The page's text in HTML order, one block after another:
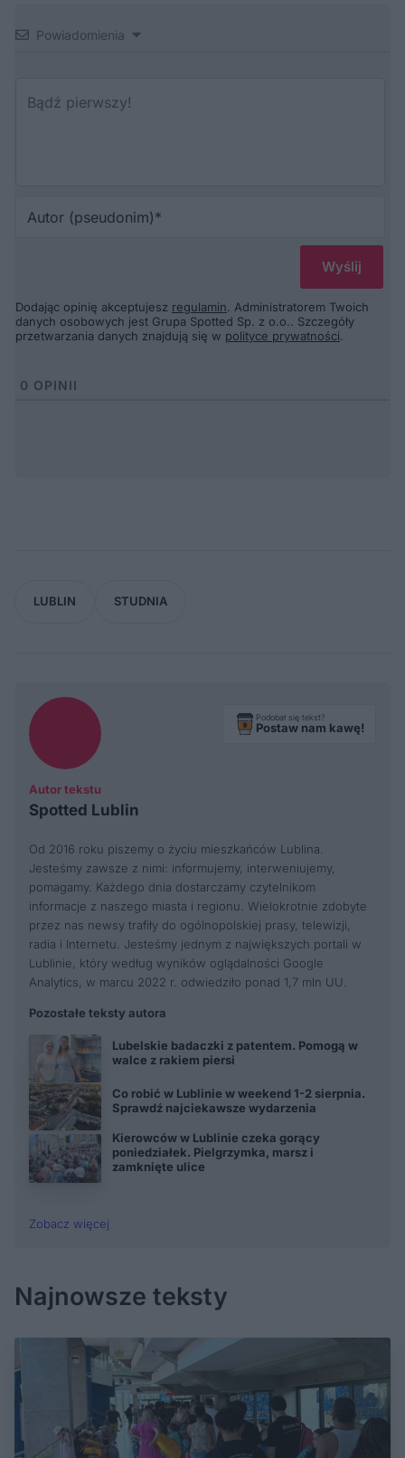
Powiadomienia
Dodając opinię akceptujesz regulamin. Administratorem Twoich
danych osobowych jest Grupa Spotted Sp. z o.o.. Szczegóły
przetwarzania danych znajdują się w polityce prywatności.
0 OPINII
LUBLIN STUDNIA
Autor tekstu
Spotted Lublin
Podobał się tekst?
Postaw nam kawę!
Od 2016 roku piszemy o życiu mieszkańców Lublina.
Jesteśmy zawsze z nimi: informujemy, interweniujemy,
pomagamy. Każdego dnia dostarczamy czytelnikom
informacje z naszego miasta i regionu. Wielokrotnie zdobyte
przez nas newsy trafiły do ogólnopolskiej prasy, telewizji,
radia i Internetu. Jesteśmy jednym z największych portali w
Lublinie, który według wyników oglądalności Google
Analytics, w marcu 2022 r. odwiedziło ponad 1,7 mln UU.
Pozostałe teksty autora
Lubelskie badaczki z patentem. Pomogą w
walce z rakiem piersi
Co robić w Lublinie w weekend 1-2 sierpnia.
Sprawdź najciekawsze wydarzenia
Kierowców w Lublinie czeka gorący
poniedziałek. Pielgrzymka, marsz i
zamknięte ulice
Zobacz więcej
Najnowsze teksty